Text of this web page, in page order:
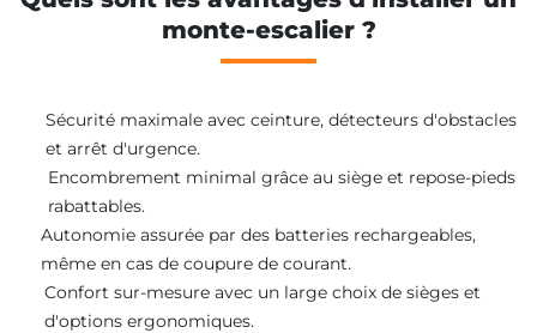
monte-escalier ?
Sécurité maximale avec ceinture, détecteurs d'obstacles
et arrêt d'urgence.
Encombrement minimal grâce au siège et repose-pieds
rabattables.
Autonomie assurée par des batteries rechargeables,
même en cas de coupure de courant.
Confort sur-mesure avec un large choix de sièges et
d'options ergonomiques.